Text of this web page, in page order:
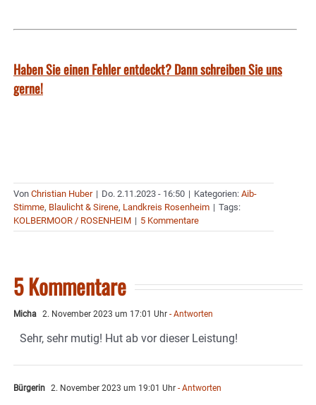
Haben Sie einen Fehler entdeckt? Dann schreiben Sie uns
gerne!
Von Christian Huber | Do. 2.11.2023 - 16:50 | Kategorien: Aib-
Stimme, Blaulicht & Sirene, Landkreis Rosenheim | Tags:
KOLBERMOOR / ROSENHEIM | 5 Kommentare
5 Kommentare
Micha 2. November 2023 um 17:01 Uhr - Antworten
Sehr, sehr mutig! Hut ab vor dieser Leistung!
Bürgerin 2. November 2023 um 19:01 Uhr - Antworten